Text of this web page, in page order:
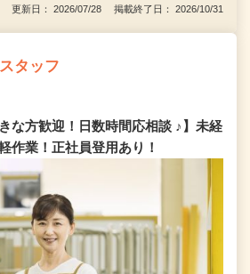
更新日： 2026/07/28 掲載終了日： 2026/10/31
タッフ
な方歓迎！日数時間応相談 ♪】未経
作業！正社員登用あり！